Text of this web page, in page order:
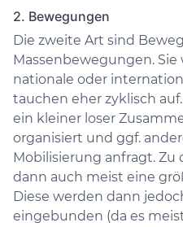
2. Bewegungen
Die zweite Art sind
Massenbewegungen.
nationale oder
tauchen eher zyklisch
ein kleiner loser
organisiert und ggf.
Mobilisierung anfragt.
dann auch meist eine
Diese werden dann
eingebunden (da es